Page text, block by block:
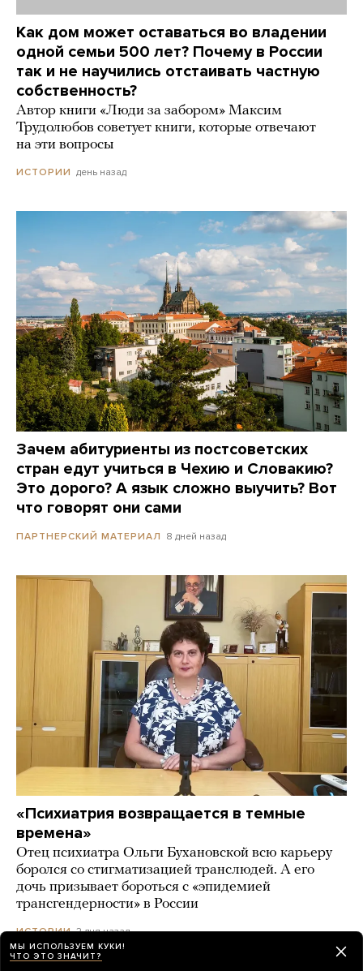
Как дом может оставаться во владении
одной семьи 500 лет? Почему в России
так и не научились отстаивать частную
собственность?
Автор книги «Люди за забором» Максим
Трудолюбов советует книги, которые отвечают
на эти вопросы
ИСТОРИИ день назад
Зачем абитуриенты из постсоветских
стран едут учиться в Чехию и Словакию?
Это дорого? А язык сложно выучить? Вот
что говорят они сами
ПАРТНЕРСКИЙ МАТЕРИАЛ 8 дней назад
«Психиатрия возвращается в темные
времена»
Отец психиатра Ольги Бухановской всю карьеру
боролся со стигматизацией транслюдей. А его
дочь призывает бороться с «эпидемией
трансгендерности» в России
ИСТОРИИ 2 дня назад
МЫ ИСПОЛЬЗУЕМ КУКИ!
ЧТО ЭТО ЗНАЧИТ?